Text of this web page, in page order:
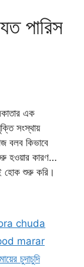
পারিস
এক
সংস্থায়
বলব কিভাবে
হওয়ার কারণ…
হোক শুরু করি।
chuda
marar
চুদাচুদি